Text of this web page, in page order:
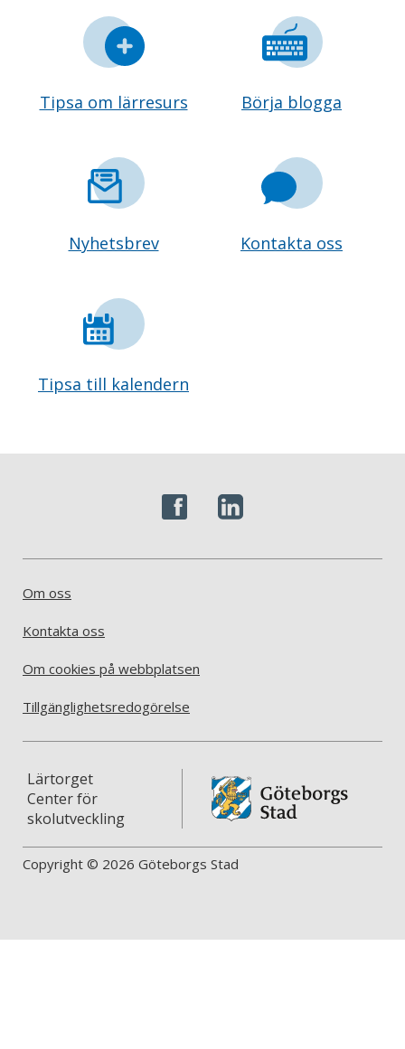
Tipsa om lärresurs Börja blogga
Nyhetsbrev Kontakta oss
Tipsa till kalendern
Om oss
Kontakta oss
Om cookies på webbplatsen
Tillgänglighetsredogörelse
Lärtorget
Center för
skolutveckling
Copyright © 2026 Göteborgs Stad